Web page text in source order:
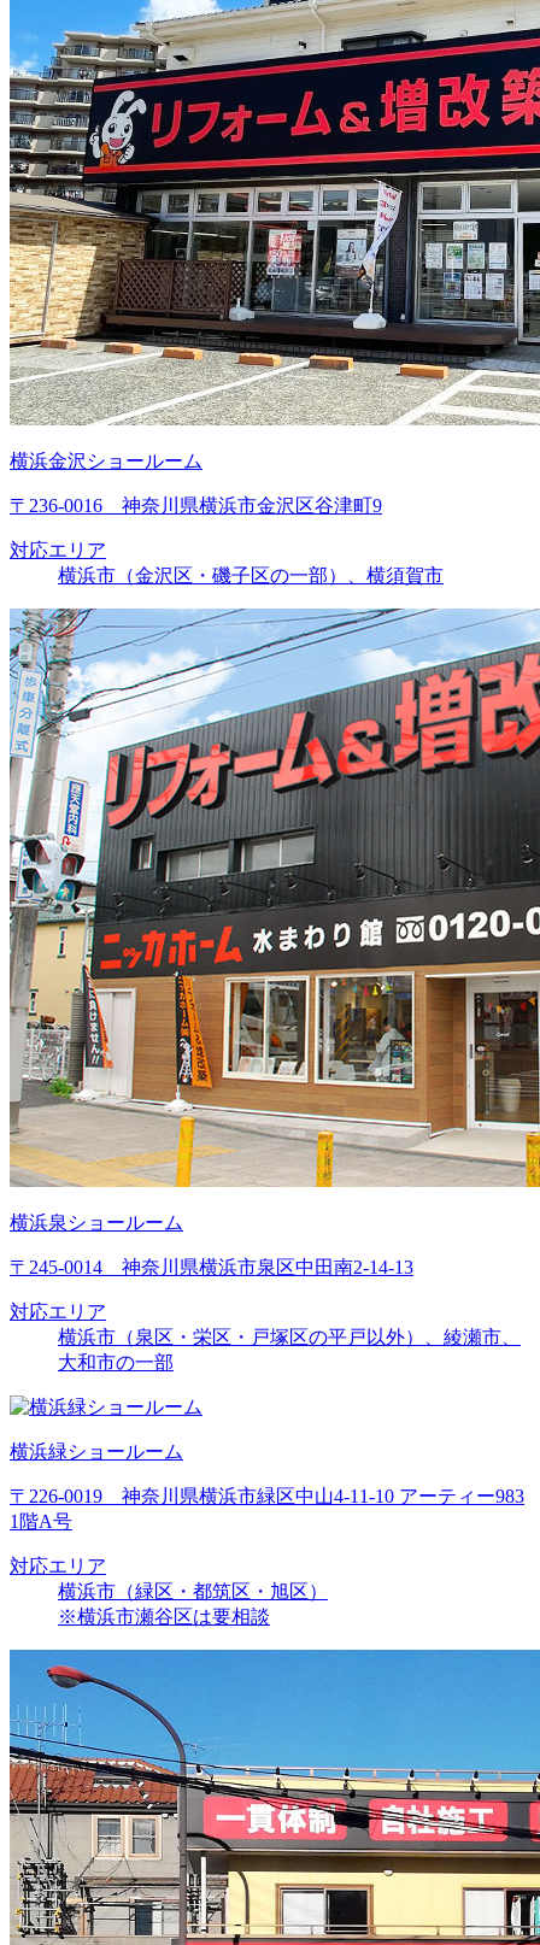
横浜金沢ショールーム
〒236-0016 神奈川県横浜市金沢区谷津町9
対応エリア
横浜市（金沢区・磯子区の一部）、横須賀市
横浜泉ショールーム
〒245-0014 神奈川県横浜市泉区中田南2-14-13
対応エリア
横浜市（泉区・栄区・戸塚区の平戸以外）、綾瀬市、
大和市の一部
横浜緑ショールーム
〒226-0019 神奈川県横浜市緑区中山4-11-10 アーティー983
1階A号
対応エリア
横浜市（緑区・都筑区・旭区）
※横浜市瀬谷区は要相談